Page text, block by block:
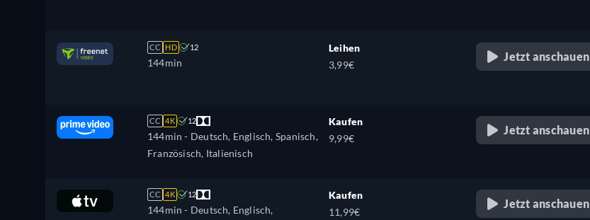
CC HD 12
144min
Leihen
3,99€
Jetzt anschauen
CC 4K 12
144min - Deutsch, Englisch, Spanisch,
Französisch, Italienisch
Kaufen
9,99€
Jetzt anschauen
CC 4K 12
144min - Deutsch, Englisch,
Kaufen
11,99€
Jetzt anschauen